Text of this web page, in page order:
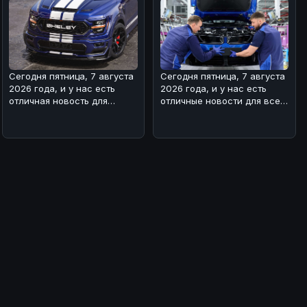
Сегодня пятница, 7 августа
2026 года, и у нас есть
отличная новость для
Сегодня пятница, 7 августа
2026 года, и у нас есть
отличные новости для всех